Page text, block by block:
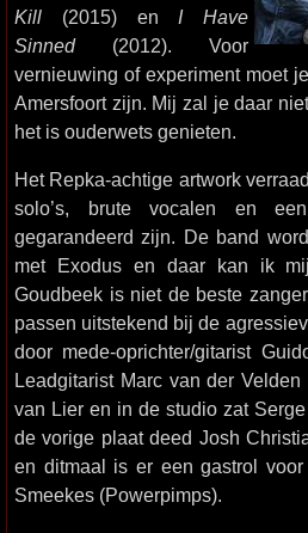
Kill (2015) en I Have
Sinned(2012). Voor
vernieuwing of experiment moet
Amersfoort zijn. Mij zal je daar
het is ouderwets genieten.
Het Repka-achtige artwork
solo’s, brute vocalen en
gegarandeerd zijn. De band
met Exodus en daar kan ik
Goudbeek is niet de beste
passen uitstekend bij de
door mede-oprichter/gitarist
Leadgitarist Marc van der
van Lier en in de studio zat
de vorige plaat deed Josh
en ditmaal is er een gastrol voor
Smeekes (Powerpimps).